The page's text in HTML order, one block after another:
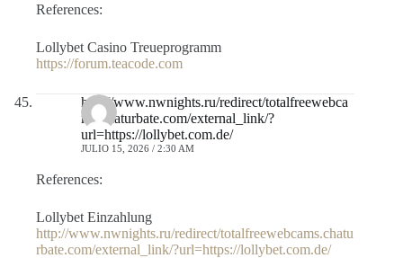
References:
Lollybet Casino Treueprogramm
https://forum.teacode.com
http://www.nwnights.ru/redirect/totalfreewebca
ms.chaturbate.com/external_link/?
url=https://lollybet.com.de/
JULIO 15, 2026 / 2:30 AM
References:
Lollybet Einzahlung
http://www.nwnights.ru/redirect/totalfreewebcams.chatu
rbate.com/external_link/?url=https://lollybet.com.de/